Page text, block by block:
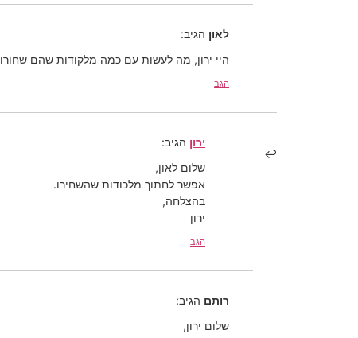
לאון הגיב:
היי ירון, מה לעשות עם כמה מלקודות שהם
הגב
ירון הגיב:
שלום לאון,
אפשר לחתוך מלכודות שהשחירו.
בהצלחה,
ירון
הגב
רותם הגיב:
שלום ירון,